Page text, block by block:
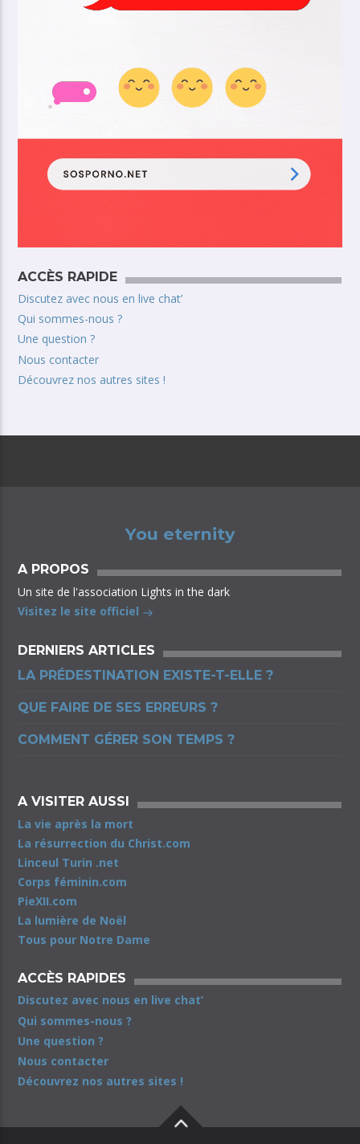
ACCÈS RAPIDE
Discutez avec nous en live chat’
Qui sommes-nous ?
Une question ?
Nous contacter
Découvrez nos autres sites !
You eternity
A PROPOS
Un site de l'association Lights in the dark
Visitez le site officiel
DERNIERS ARTICLES
LA PRÉDESTINATION EXISTE-T-ELLE ?
QUE FAIRE DE SES ERREURS ?
COMMENT GÉRER SON TEMPS ?
A VISITER AUSSI
La vie après la mort
La résurrection du Christ.com
Linceul Turin .net
Corps féminin.com
PieXII.com
La lumière de Noël
Tous pour Notre Dame
ACCÈS RAPIDES
Discutez avec nous en live chat’
Qui sommes-nous ?
Une question ?
Nous contacter
Découvrez nos autres sites !